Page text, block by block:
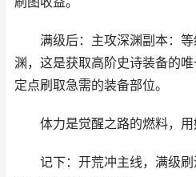
满级后：主攻深渊副本：等
渊，这是获取高阶史诗装备的
定点刷取急需的装备部位。
体力是觉醒之路的燃料，用
记下：开荒冲主线，满级刷